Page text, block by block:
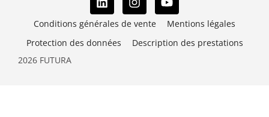
2026 FUTURA
Conditions générales de vente
Mentions légales
Protection des données
Description des prestations